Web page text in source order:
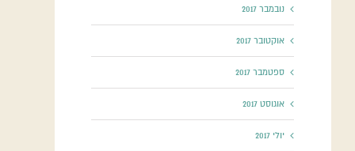
נובמבר 2017
אוקטובר 2017
ספטמבר 2017
אוגוסט 2017
יולי 2017